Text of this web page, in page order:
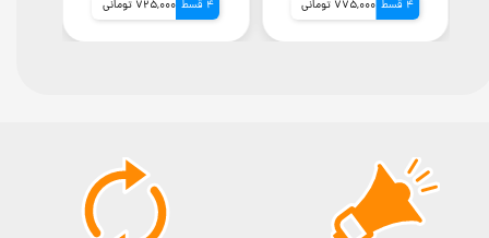
4 قسط 725,000 تومانی 4 قسط 775,000 تومانی